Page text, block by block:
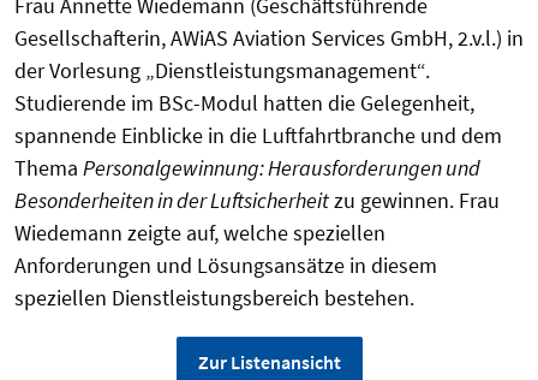
Gesellschafterin, AWiAS Aviation Services GmbH, 2.v.l.) in
der Vorlesung „Dienstleistungsmanagement“.
Studierende im BSc-Modul hatten die Gelegenheit,
spannende Einblicke in die Luftfahrtbranche und dem
Thema Personalgewinnung: Herausforderungen und
Besonderheiten in der Luftsicherheitzu gewinnen. Frau
Wiedemann zeigte auf, welche speziellen
Anforderungen und Lösungsansätze in diesem
speziellen Dienstleistungsbereich bestehen.
Zur Listenansicht